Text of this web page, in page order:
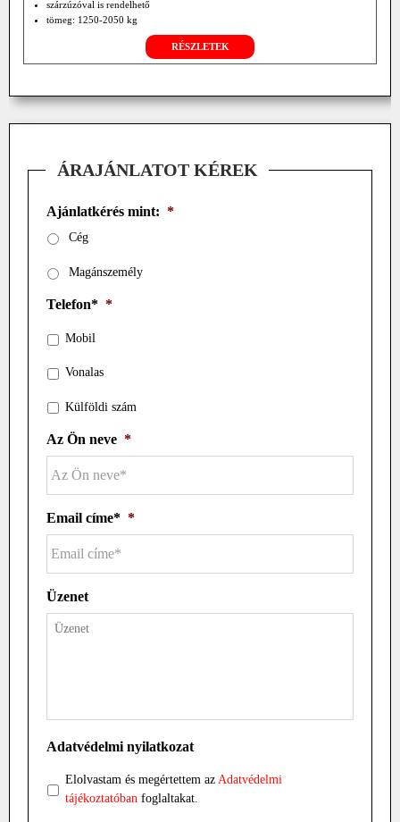
szárzúzóval is rendelhető
tömeg: 1250-2050 kg
RÉSZLETEK
ÁRAJÁNLATOT KÉREK
Ajánlatkérés mint: *
Cég
Magánszemély
Telefon* *
Mobil
Vonalas
Külföldi szám
Az Ön neve *
Email címe* *
Üzenet
Adatvédelmi nyilatkozat
Elolvastam és megértettem az Adatvédelmi
tájékoztatóban foglaltakat.